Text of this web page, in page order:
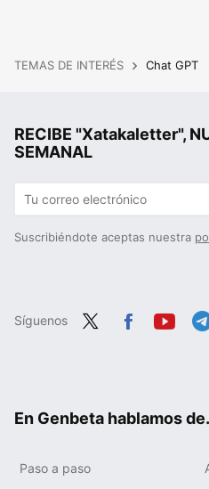
TEMAS DE INTERÉS Chat GPT
RECIBE "Xatakaletter",
SEMANAL
Suscribiéndote aceptas nuestra
Síguenos
En Genbeta hablamos
Paso a paso